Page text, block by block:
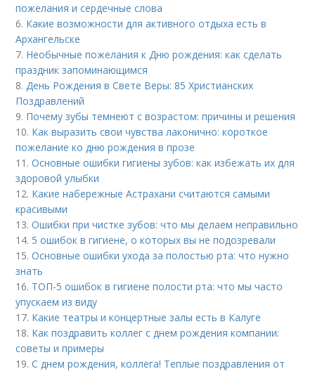
пожелания и сердечные слова
6. Какие возможности для активного отдыха есть в
Архангельске
7. Необычные пожелания к Дню рождения: как сделать
праздник запоминающимся
8.День Рождения в Свете Веры: 85 Христианских
Поздравлений
9. Почему зубы темнеют с возрастом: причины и решения
10. Как выразить свои чувства лаконично: короткое
пожелание ко дню рождения в прозе
11.Основные ошибки гигиены зубов: как избежать их для
здоровой улыбки
12. Какие набережные Астрахани считаются самыми
красивыми
13.Ошибки при чистке зубов: что мы делаем неправильно
14. 5 ошибок в гигиене, о которых вы не подозревали
15.Основные ошибки ухода за полостью рта: что нужно
знать
16. ТОП-5 ошибок в гигиене полости рта: что мы часто
упускаем из виду
17. Какие театры и концертные залы есть в Калуге
18. Как поздравить коллег с днем рождения компании:
советы и примеры
19.С днем рождения, коллега! Теплые поздравления от